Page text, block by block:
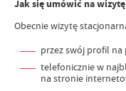
Jak się umówić na
Obecnie wizytę
przez swój profil na
telefonicznie w
na stronie